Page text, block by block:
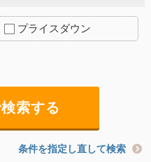
プライスダウン
条件を指定し直して検索